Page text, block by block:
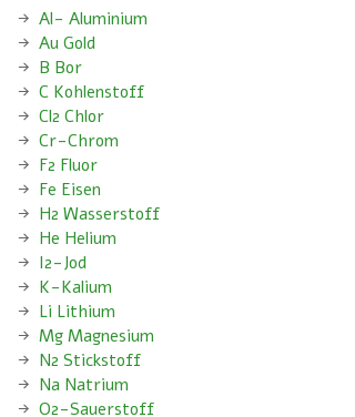
Al- Aluminium
Au Gold
B Bor
C Kohlenstoff
Cl2 Chlor
Cr-Chrom
F2 Fluor
Fe Eisen
H2 Wasserstoff
He Helium
I2-Jod
K-Kalium
Li Lithium
Mg Magnesium
N2 Stickstoff
Na Natrium
O2-Sauerstoff